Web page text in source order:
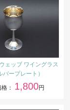
ェッブ ワイングラス
バープレート）
： 1,800円